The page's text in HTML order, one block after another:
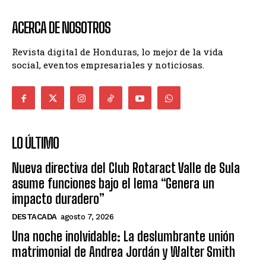
ACERCA DE NOSOTROS
Revista digital de Honduras, lo mejor de la vida
social, eventos empresariales y noticiosas.
LO ÚLTIMO
Nueva directiva del Club Rotaract Valle de Sula
asume funciones bajo el lema “Genera un
impacto duradero”
DESTACADA agosto 7, 2026
Una noche inolvidable: La deslumbrante unión
matrimonial de Andrea Jordán y Walter Smith